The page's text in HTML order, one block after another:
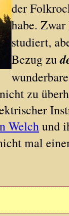
der
habe.
studiert,
Bezug zu
zu
Welchund
mal